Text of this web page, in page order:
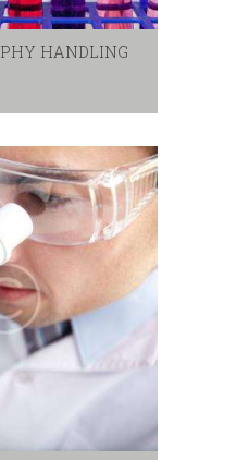
HANDLING